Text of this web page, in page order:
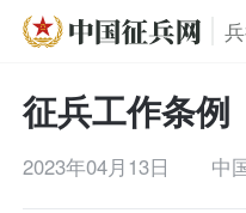
征兵工作条例
2023年04月13日 中